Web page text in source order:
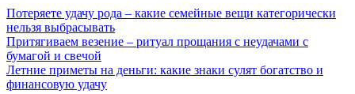
Потеряете удачу рода – какие семейные вещи категорически
нельзя выбрасывать
Притягиваем везение – ритуал прощания с неудачами с
бумагой и свечой
Летние приметы на деньги: какие знаки сулят богатство и
финансовую удачу